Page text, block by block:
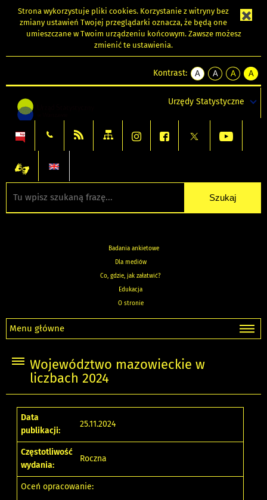
Strona wykorzystuje pliki cookies. Korzystanie z witryny bez
zmiany ustawień Twojej przeglądarki oznacza, że będą one
umieszczane w Twoim urządzeniu końcowym. Zawsze możesz
zmienić te ustawienia.
Kontrast:
A
kontrast
A
kontrast
tekst
czarnym
A
kontrast
tekst
czarnym
A
tekst
żółtym
Urzędy Statystyczne
Badania ankietowe
Dla mediów
Co, gdzie, jak załatwić?
Edukacja
O stronie
Menu główne
Województwo mazowieckie w
liczbach 2024
Data
publikacji:
25.11.2024
Częstotliwość
wydania:
Roczna
Oceń opracowanie: